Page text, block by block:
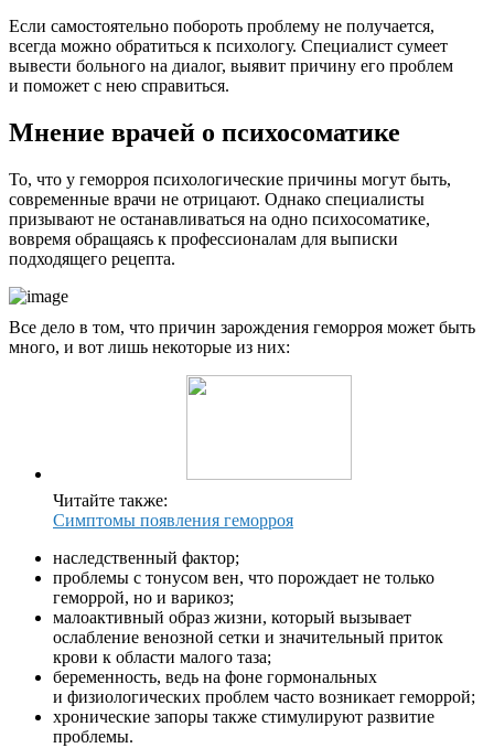
Если самостоятельно побороть проблему не получается,
всегда можно обратиться к психологу. Специалист сумеет
вывести больного на диалог, выявит причину его проблем
и поможет с нею справиться.
Мнение врачей о психосоматике
То, что у геморроя психологические причины могут быть,
современные врачи не отрицают. Однако специалисты
призывают не останавливаться на одно психосоматике,
вовремя обращаясь к профессионалам для выписки
подходящего рецепта.
Все дело в том, что причин зарождения геморроя может быть
много, и вот лишь некоторые из них:
Читайте также:
Симптомы появления геморроя
наследственный фактор;
проблемы с тонусом вен, что порождает не только
геморрой, но и варикоз;
малоактивный образ жизни, который вызывает
ослабление венозной сетки и значительный приток
крови к области малого таза;
беременность, ведь на фоне гормональных
и физиологических проблем часто возникает геморрой;
хронические запоры также стимулируют развитие
проблемы.